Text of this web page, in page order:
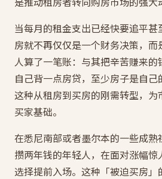
是推动租房者转向购房市场的强大
当每月的租金支出已经快要追平甚
房就不再仅仅是一个财务决策，而
人算了一笔账：与其把辛苦赚来的
自己背一点房贷，至少房子是自己
这种从租房到买房的刚需转型，为
买家基础。
在悉尼南部或者墨尔本的一些成
攒两年钱的年轻人，在面对涨幅
选择提前入场。这种「被迫买房」